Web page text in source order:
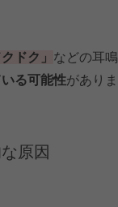
ドク」 などの耳鳴
る可能性がありま
原因